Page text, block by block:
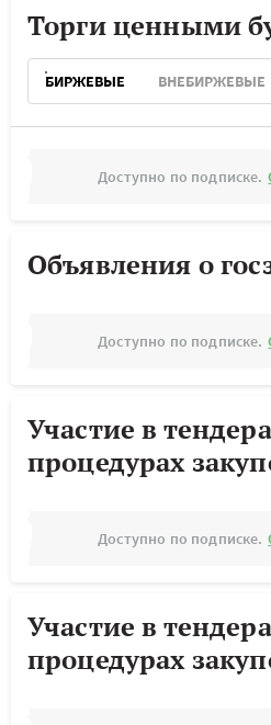
Торги ценными
БИРЖЕВЫЕ ВНЕБИРЖЕВЫЕ
Доступно по подписке.
Объявления о
Доступно по подписке.
Участие в
процедурах
Доступно по подписке.
Участие в
процедурах